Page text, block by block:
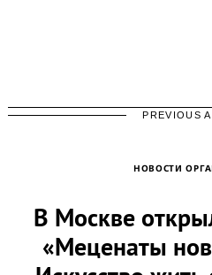
PREVIOUS
НОВОСТИ
В Москве
«Меценаты